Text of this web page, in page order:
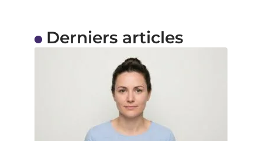
Derniers articles